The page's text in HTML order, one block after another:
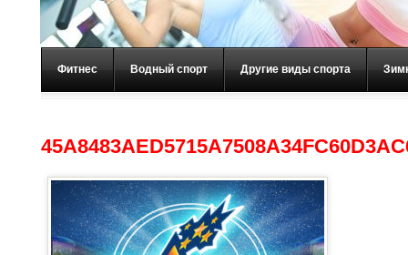
Фитнес Водный спорт Другие виды спорта